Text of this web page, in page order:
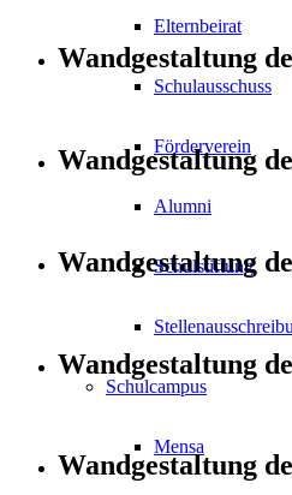
Elternbeirat
Schulausschuss
Förderverein
Alumni
Schulstiftung
Schulcampus
Mensa
Wandgestaltung
Wandgestaltung
Wandgestaltung
Wandgestaltung
Wandgestaltung